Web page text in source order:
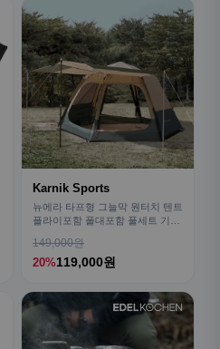
Karnik Sports
뉴에라 타프형 그늘막 원터치 텐트
플라이포함 폴대포함 풀세트 기본
149,000원
20%119,000원